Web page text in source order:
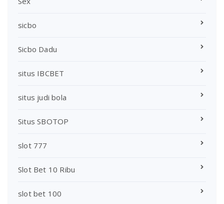
sicbo
Sicbo Dadu
situs IBCBET
situs judi bola
Situs SBOTOP
slot 777
Slot Bet 10 Ribu
slot bet 100